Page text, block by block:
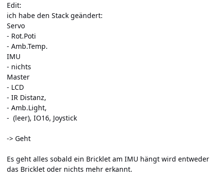
Edit:
ich habe den Stack geändert:
Servo
- Rot.Poti
- Amb.Temp.
IMU
- nichts
Master
- LCD
- IR Distanz,
- Amb.Light,
- (leer), IO16, Joystick
-> Geht
Es geht alles sobald ein Bricklet am IMU hängt wird entweder
das Bricklet oder nichts mehr erkannt.